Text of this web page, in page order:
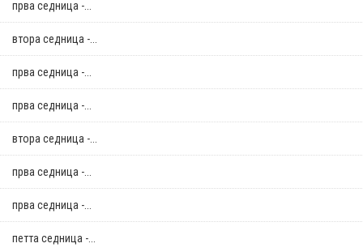
прва седница -...
втора седница -...
прва седница -...
прва седница -...
втора седница -...
прва седница -...
прва седница -...
петта седница -...